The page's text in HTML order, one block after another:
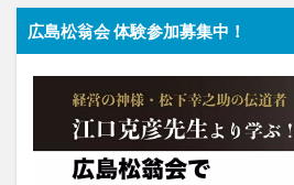
広島松翁会 体験参加募集中！